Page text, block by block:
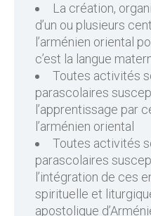
La création,
d’un ou plusieurs
l’arménien oriental
c’est la langue
Toutes activités
parascolaires
l’apprentissage par
l’arménien oriental
Toutes activités
parascolaires
l’intégration de ces
spirituelle et
apostolique